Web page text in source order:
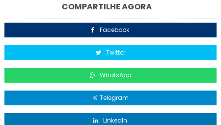
COMPARTILHE AGORA
Facebook
Twitter
WhatsApp
Telegram
LinkedIn